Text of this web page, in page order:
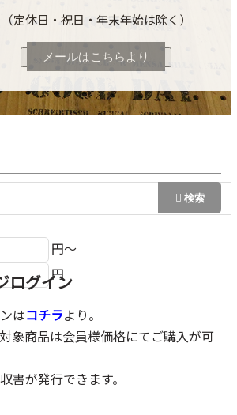
（定休日・祝日・年末年始は除く）
メールはこちらより
円～
円
ログイン
はコチラより。
象商品は会員様価格にてご購入が可
書が発行できます。